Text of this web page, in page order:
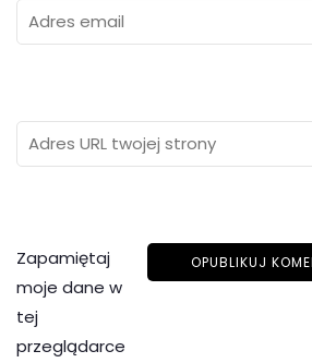
Zapamiętaj
moje dane w
tej
przeglądarce